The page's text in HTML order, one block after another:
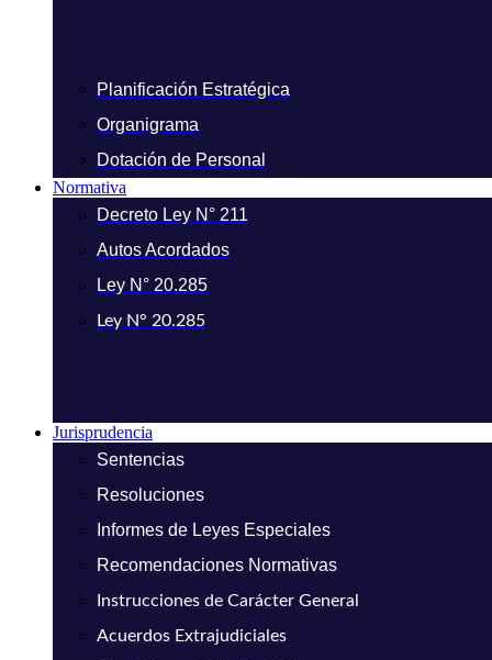
Planificación Estratégica
Organigrama
Dotación de Personal
Normativa
Decreto Ley N° 211
Autos Acordados
Ley N° 20.285
Ley N° 20.285
Jurisprudencia
Sentencias
Resoluciones
Informes de Leyes Especiales
Recomendaciones Normativas
Instrucciones de Carácter General
Acuerdos Extrajudiciales